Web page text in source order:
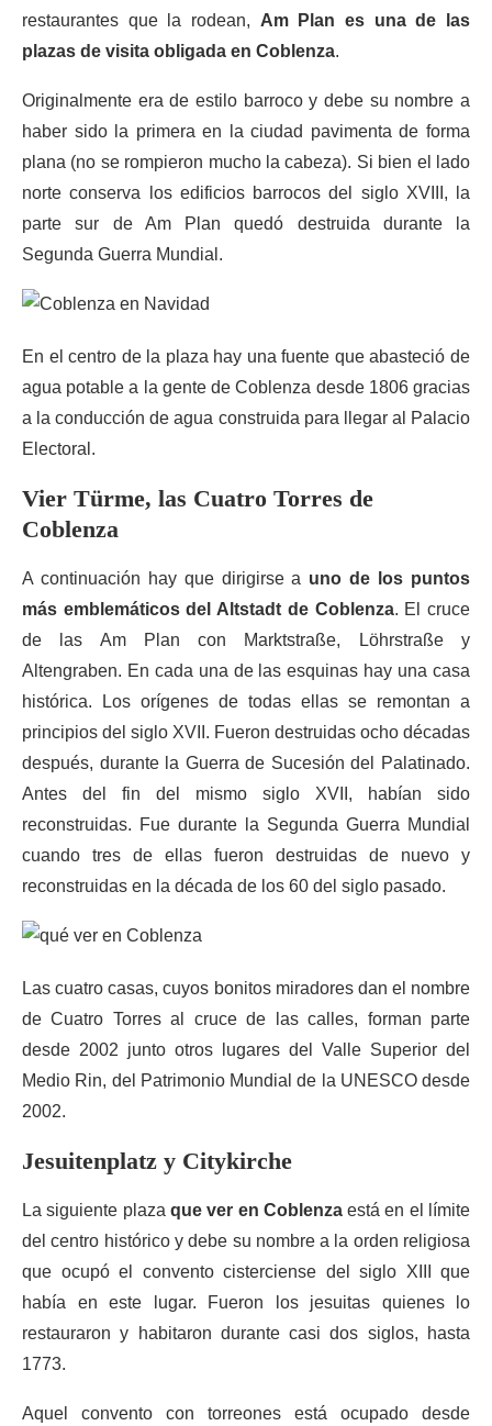
restaurantes que la rodean, Am Plan es una de las
plazas de visita obligada en Coblenza.
Originalmente era de estilo barroco y debe su nombre a
haber sido la primera en la ciudad pavimenta de forma
plana (no se rompieron mucho la cabeza). Si bien el lado
norte conserva los edificios barrocos del siglo XVIII, la
parte sur de Am Plan quedó destruida durante la
Segunda Guerra Mundial.
En el centro de la plaza hay una fuente que abasteció de
agua potable a la gente de Coblenza desde 1806 gracias
a la conducción de agua construida para llegar al Palacio
Electoral.
Vier Türme, las Cuatro Torres de
Coblenza
A continuación hay que dirigirse a uno de los puntos
más emblemáticos del Altstadt de Coblenza. El cruce
de las Am Plan con Marktstraße, Löhrstraße y
Altengraben. En cada una de las esquinas hay una casa
histórica. Los orígenes de todas ellas se remontan a
principios del siglo XVII. Fueron destruidas ocho décadas
después, durante la Guerra de Sucesión del Palatinado.
Antes del fin del mismo siglo XVII, habían sido
reconstruidas. Fue durante la Segunda Guerra Mundial
cuando tres de ellas fueron destruidas de nuevo y
reconstruidas en la década de los 60 del siglo pasado.
Las cuatro casas, cuyos bonitos miradores dan el nombre
de Cuatro Torres al cruce de las calles, forman parte
desde 2002 junto otros lugares del Valle Superior del
Medio Rin, del Patrimonio Mundial de la UNESCO desde
2002.
Jesuitenplatz y Citykirche
La siguiente plaza que ver en Coblenzaestá en el límite
del centro histórico y debe su nombre a la orden religiosa
que ocupó el convento cisterciense del siglo XIII que
había en este lugar. Fueron los jesuitas quienes lo
restauraron y habitaron durante casi dos siglos, hasta
1773.
Aquel convento con torreones está ocupado desde